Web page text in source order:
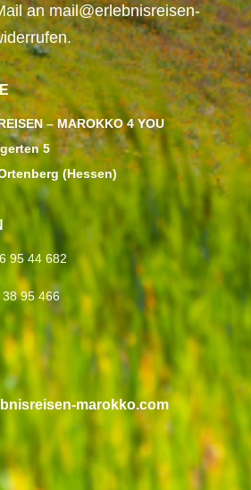
an mail@erlebnisreisen-
– MAROKKO 4 YOU
5
(Hessen)
95 44 682
95 466
marokko.com